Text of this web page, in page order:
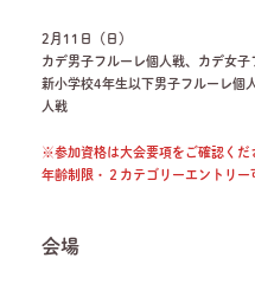
2月11日（日）
カデ男子フルーレ個人戦、カデ女子
新小学校4年生以下男子フルーレ個
人戦
※参加資格は大会要項をご確認く
年齢制限・２カテゴリーエントリー
会場